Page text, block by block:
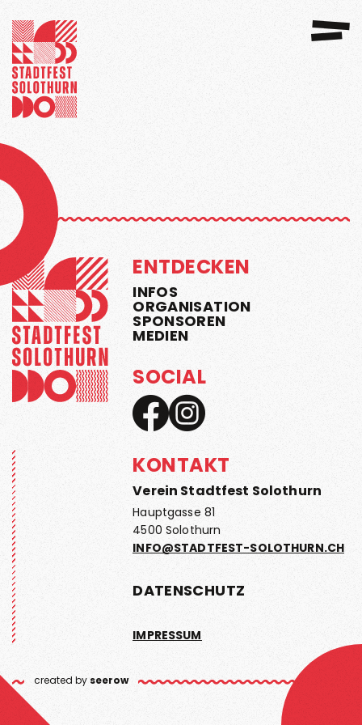
ENTDECKEN
INFOS
ORGANISATION
SPONSOREN
MEDIEN
SOCIAL
KONTAKT
Verein Stadtfest Solothurn
Hauptgasse 81
4500 Solothurn
INFO@STADTFEST-SOLOTHURN.CH
DATENSCHUTZ
IMPRESSUM
created by seerow